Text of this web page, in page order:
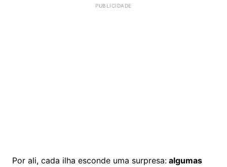
Por ali, cada ilha esconde uma surpresa: algumas